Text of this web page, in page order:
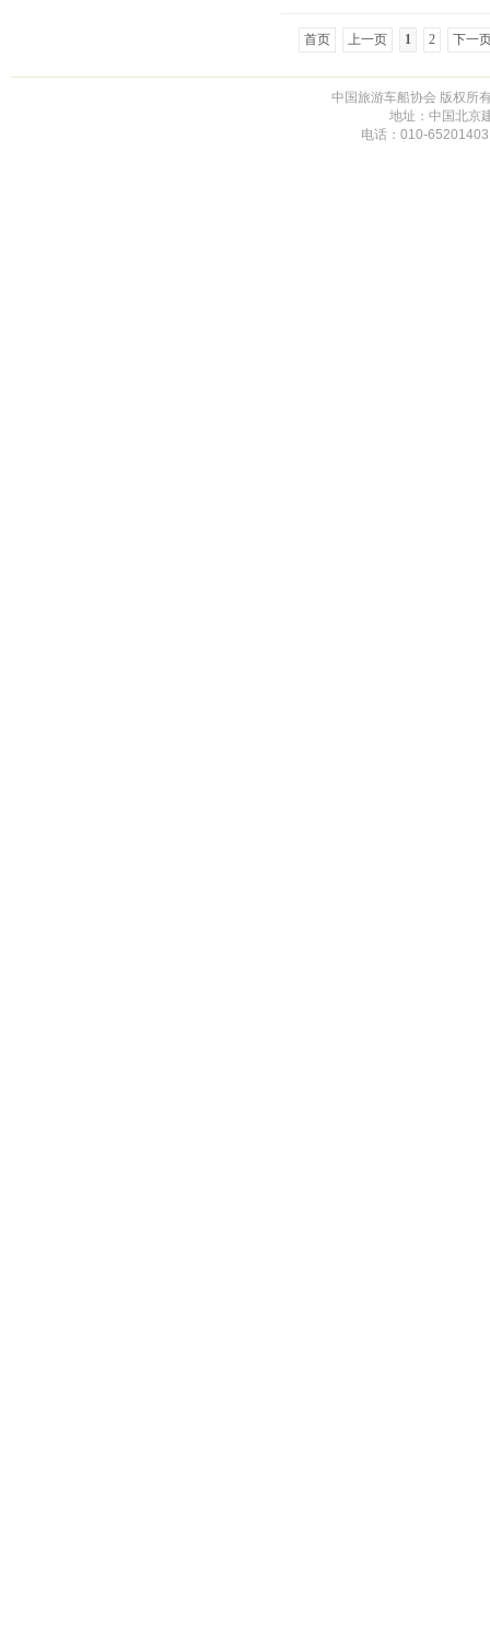
首页 上一页 1 2 下一
中国旅游车船协会 版权所
地址：中国北京
电话：010-